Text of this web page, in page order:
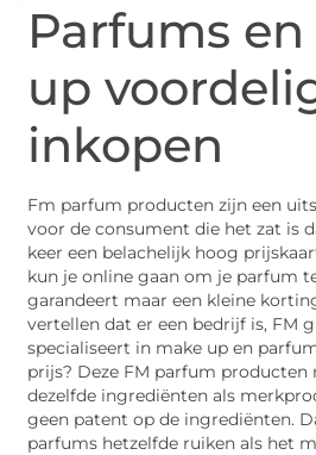
Parfums
up
inkopen
Fm parfum producten zijn een
voor de consument die het zat is
keer een belachelijk hoog
kun je online gaan om je parfum
garandeert maar een kleine
vertellen dat er een bedrijf is, FM
specialiseert in make up en
prijs? Deze FM parfum producten
dezelfde ingrediënten als
geen patent op de ingrediënten.
parfums hetzelfde ruiken als het